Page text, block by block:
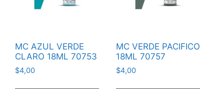
MC AZUL VERDE
CLARO 18ML 70753
$4,00
MC VERDE PACIFICO
18ML 70757
$4,00